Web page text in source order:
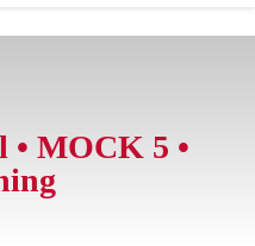
• MOCK 5 •